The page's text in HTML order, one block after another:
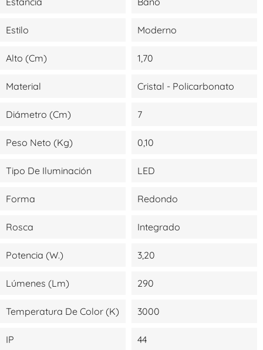
Estilo Moderno
Alto (cm) 1,70
Material Cristal - Policarbonato
Diámetro (cm) 7
Peso Neto (kg) 0,10
Tipo De Iluminación LED
Forma Redondo
Rosca Integrado
Potencia (W.) 3,20
Lúmenes (lm) 290
Temperatura De Color (K) 3000
IP 44